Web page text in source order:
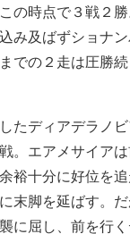
の時点で３戦２
み及ばずショナ
での２走は圧勝
たディアデラノ
。エアメサイア
裕十分に好位を
末脚を延ばす。
に屈し、前を行